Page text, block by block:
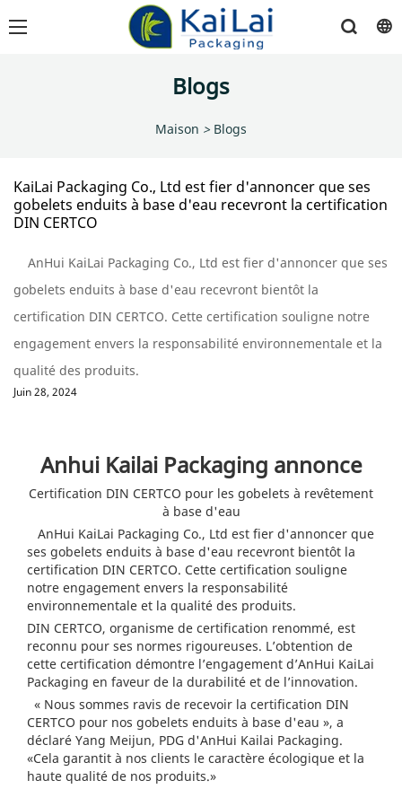
Blogs
Maison > Blogs
KaiLai Packaging Co., Ltd est fier d'annoncer que ses
gobelets enduits à base d'eau recevront la certification
DIN CERTCO
AnHui KaiLai Packaging Co., Ltd est fier d'annoncer que ses
gobelets enduits à base d'eau recevront bientôt la
certification DIN CERTCO. Cette certification souligne notre
engagement envers la responsabilité environnementale et la
qualité des produits.
Juin 28, 2024
Anhui Kailai Packaging annonce
Certification DIN CERTCO pour les gobelets à revêtement
à base d'eau
AnHui KaiLai Packaging Co., Ltd est fier d'annoncer que
ses gobelets enduits à base d'eau recevront bientôt la
certification DIN CERTCO. Cette certification souligne
notre engagement envers la responsabilité
environnementale et la qualité des produits.
DIN CERTCO, organisme de certification renommé, est
reconnu pour ses normes rigoureuses. L’obtention de
cette certification démontre l’engagement d’AnHui KaiLai
Packaging en faveur de la durabilité et de l’innovation.
« Nous sommes ravis de recevoir la certification DIN
CERTCO pour nos gobelets enduits à base d'eau », a
déclaré Yang Meijun, PDG d'AnHui Kailai Packaging.
«Cela garantit à nos clients le caractère écologique et la
haute qualité de nos produits.»